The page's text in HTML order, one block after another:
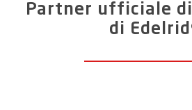
Partner ufficiale
di